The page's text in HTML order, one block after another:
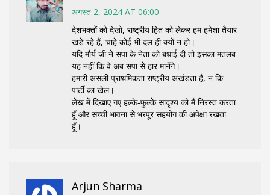
अगस्त 2, 2024 AT 06:00
देशभक्तों को देखो, राष्ट्रीय हित को लेकर हम हमेशा तैयार
खड़े रहे हैं, चाहे कोई भी दल ही क्यों न हो।
यदि मौर्य जी ने सपा के नेता को बधाई दी तो इसका मतलब
यह नहीं कि वे अब सपा से हार मानेंगे।
हमारी असली प्राथमिकता राष्ट्रीय अखंडता है, न कि
पार्टी का खेल।
लेख में दिखाए गए हल्के‑फुल्के सादृश्य को मैं निरस्त करता
हूँ और सच्ची भावना से भरपूर सहयोग की अपेक्षा रखता
हूँ।
Arjun Sharma